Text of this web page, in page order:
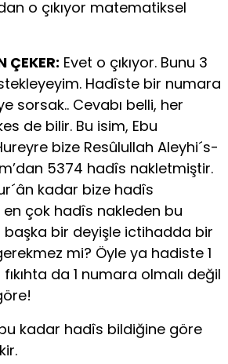
o çıkıyor matematiksel
ÇEKER: Evet o çıkıyor. Bunu 3
Hadîste bir numara
sorsak.. Cevabı belli, her
de bilir. Bu isim, Ebu
bize Resûlullah Aleyhi´s-
5374 hadîs nakletmiştir.
kadar bize hadîs
en çok hadîs nakleden bu
başka bir deyişle ictihadda bir
mi? Öyle ya hadiste 1
da 1 numara olmalı değil
kadar hadîs bildiğine göre